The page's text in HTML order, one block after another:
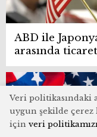
ABD ile
arasında ticaret
görüşmeleri
başlıyor
Veri politikasındaki
uygun şekilde çerez
için veri